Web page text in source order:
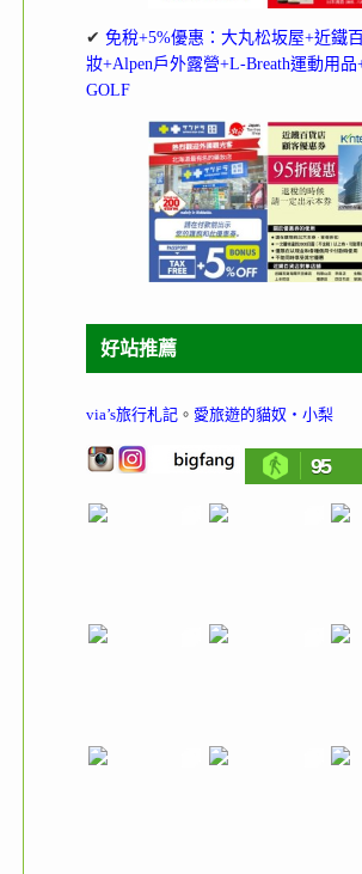
✔ 免稅+5%優惠：大丸松坂屋+近鐵
妝+Alpen戶外露營+L-Breath運動用品
GOLF
好站推薦
via’s旅行札記 。 愛旅遊的貓奴‧小梨
95